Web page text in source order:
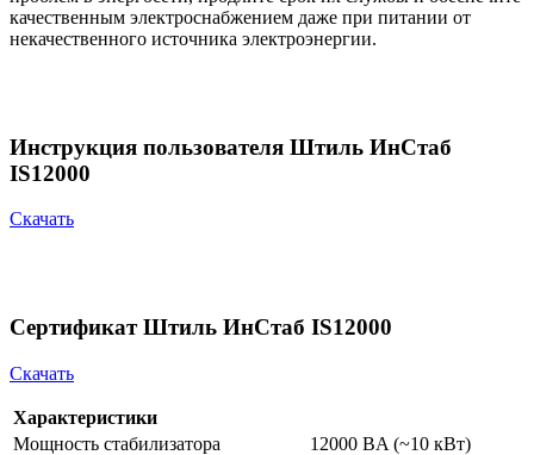
качественным электроснабжением даже при питании от
некачественного источника электроэнергии.
Инструкция пользователя Штиль ИнСтаб
IS12000
Скачать
Сертификат Штиль ИнСтаб IS12000
Скачать
Характеристики
Мощность стабилизатора
12000 ВA (~10 кВт)